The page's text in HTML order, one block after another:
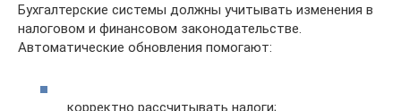
Бухгалтерские системы должны учитывать изменения в
налоговом и финансовом законодательстве.
Автоматические обновления помогают:
корректно рассчитывать налоги;